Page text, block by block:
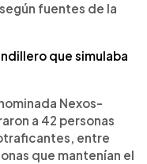
fuentes de la
que simulaba
Nexos-
a 42 personas
entre
que mantenían el